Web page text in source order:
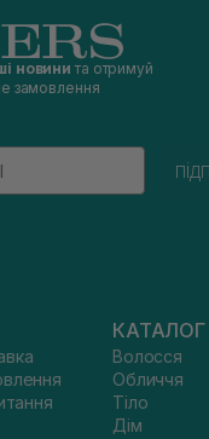
новини та отримуй
замовлення
КАТАЛОГ
Волосся
Обличчя
Тіло
Дім